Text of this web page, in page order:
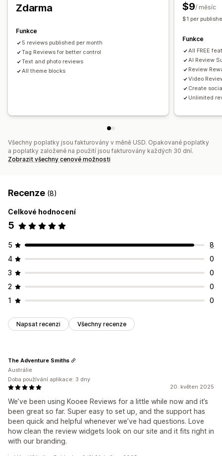
Formuláře
QR kódy
Migrace recenzí
Automatizace
Zdarma
Funkce
5 reviews published per month
Tag Reviews for better control
Text and photo reviews
All theme blocks
$9/ měsíc
$1 per
Funkce
All FREE
AI Review
Review
Video
Create
Unlimited
Všechny poplatky jsou fakturovány v měně USD. Opakované poplatky
a poplatky založené na použití jsou fakturovány každých 30 dní.
Zobrazit všechny cenové možnosti
Recenze (8)
Celkové hodnocení
5
5
8
4
0
3
0
2
0
1
0
Napsat recenzi Všechny recenze
20. květen 2025
We’ve been using Kooee Reviews for a little while now and it’s
been great so far. Super easy to set up, and the support has
been quick and helpful whenever we’ve had questions. Love
how clean the review widgets look on our site and it fits right in
with our branding.
The Adventure Smiths
Austrálie
Doba používání aplikace: 3 dny